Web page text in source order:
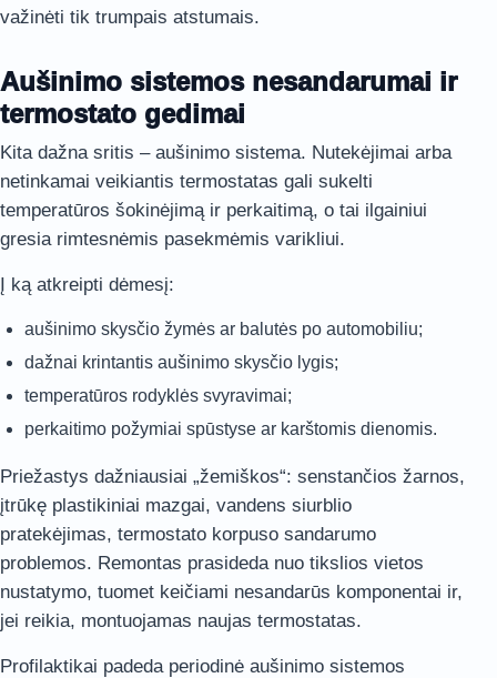
važinėti tik trumpais atstumais.
Aušinimo sistemos nesandarumai ir
termostato gedimai
Kita dažna sritis – aušinimo sistema. Nutekėjimai arba
netinkamai veikiantis termostatas gali sukelti
temperatūros šokinėjimą ir perkaitimą, o tai ilgainiui
gresia rimtesnėmis pasekmėmis varikliui.
Į ką atkreipti dėmesį:
aušinimo skysčio žymės ar balutės po automobiliu;
dažnai krintantis aušinimo skysčio lygis;
temperatūros rodyklės svyravimai;
perkaitimo požymiai spūstyse ar karštomis dienomis.
Priežastys dažniausiai „žemiškos“: senstančios žarnos,
įtrūkę plastikiniai mazgai, vandens siurblio
pratekėjimas, termostato korpuso sandarumo
problemos. Remontas prasideda nuo tikslios vietos
nustatymo, tuomet keičiami nesandarūs komponentai ir,
jei reikia, montuojamas naujas termostatas.
Profilaktikai padeda periodinė aušinimo sistemos